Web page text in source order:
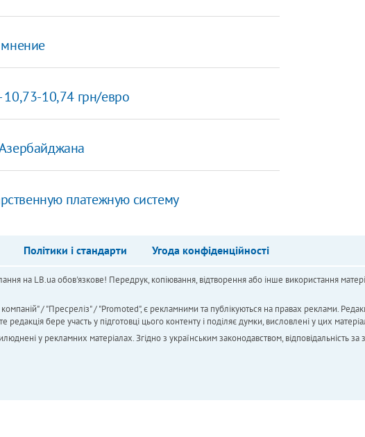
мнение
10,74 грн/евро
платежную систему
Політики і стандарти Угода конфіденційності
на LB.ua обов'язкове! Передрук, копіювання, відтворення або інше використання
/ "Пресреліз" / "Promoted", є рекламними та публікуються на правах реклами.
бере участь у підготовці цього контенту і поділяє думки, висловлені у цих
у рекламних матеріалах. Згідно з українським законодавством, відповідальність